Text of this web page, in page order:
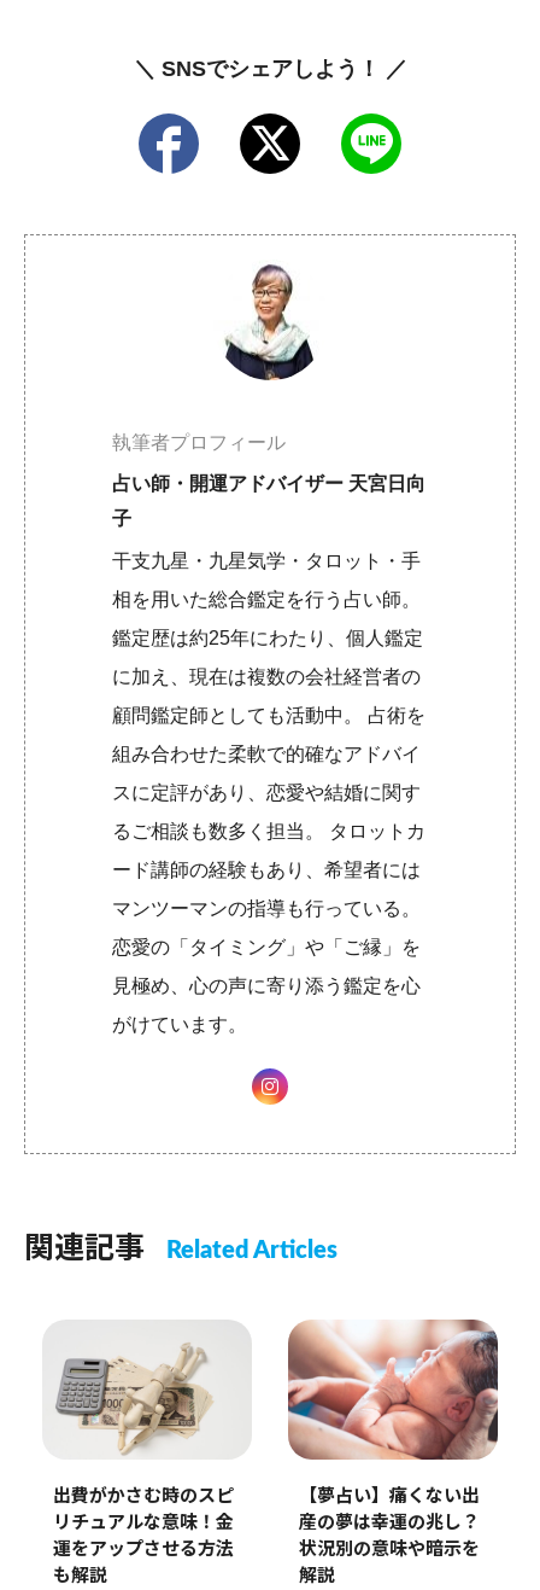
＼ SNSでシェアしよう！ ／
執筆者プロフィール
占い師・開運アドバイザー 天宮日向
子
干支九星・九星気学・タロット・手
相を用いた総合鑑定を行う占い師。
鑑定歴は約25年にわたり、個人鑑定
に加え、現在は複数の会社経営者の
顧問鑑定師としても活動中。 占術を
組み合わせた柔軟で的確なアドバイ
スに定評があり、恋愛や結婚に関す
るご相談も数多く担当。 タロットカ
ード講師の経験もあり、希望者には
マンツーマンの指導も行っている。
恋愛の「タイミング」や「ご縁」を
見極め、心の声に寄り添う鑑定を心
がけています。
関連記事 Related Articles
出費がかさむ時のスピ
リチュアルな意味！金
運をアップさせる方法
も解説
【夢占い】痛くない出
産の夢は幸運の兆し？
状況別の意味や暗示を
解説